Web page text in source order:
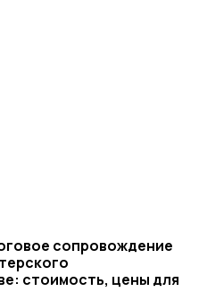
сопровождение
стоимость, цены для